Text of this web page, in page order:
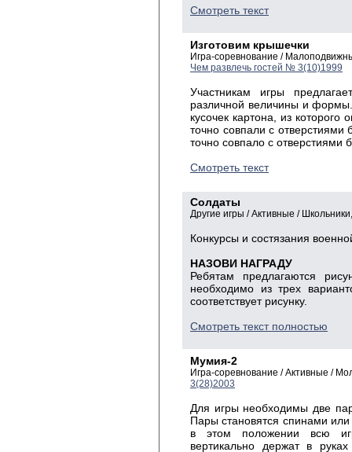
Смотреть текст
Изготовим крышечки
Игра-соревнование /
Чем развлечь гостей № 3(10)1999
Участникам игры
различной величины и
кусочек картона, из
точно совпали с отверстиями
точно совпало с отверстиями
Смотреть текст
Солдаты
Другие игры / Активные /
Конкурсы и состязания
НАЗОВИ НАГРАДУ
Ребятам предлагаются
необходимо из трех
соответствует рисунку.
Смотреть текст полностью
Мумия-2
Игра-соревнование / Активные /
3(28)2003
Для игры необходимы две
Пары становятся спинами
в этом положении всю
вертикально держат в